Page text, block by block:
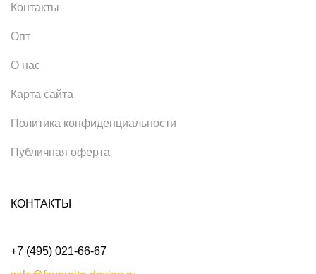
Контакты
Опт
О нас
Карта сайта
Политика конфиденциальности
Публичная оферта
КОНТАКТЫ
+7 (495) 021-66-67